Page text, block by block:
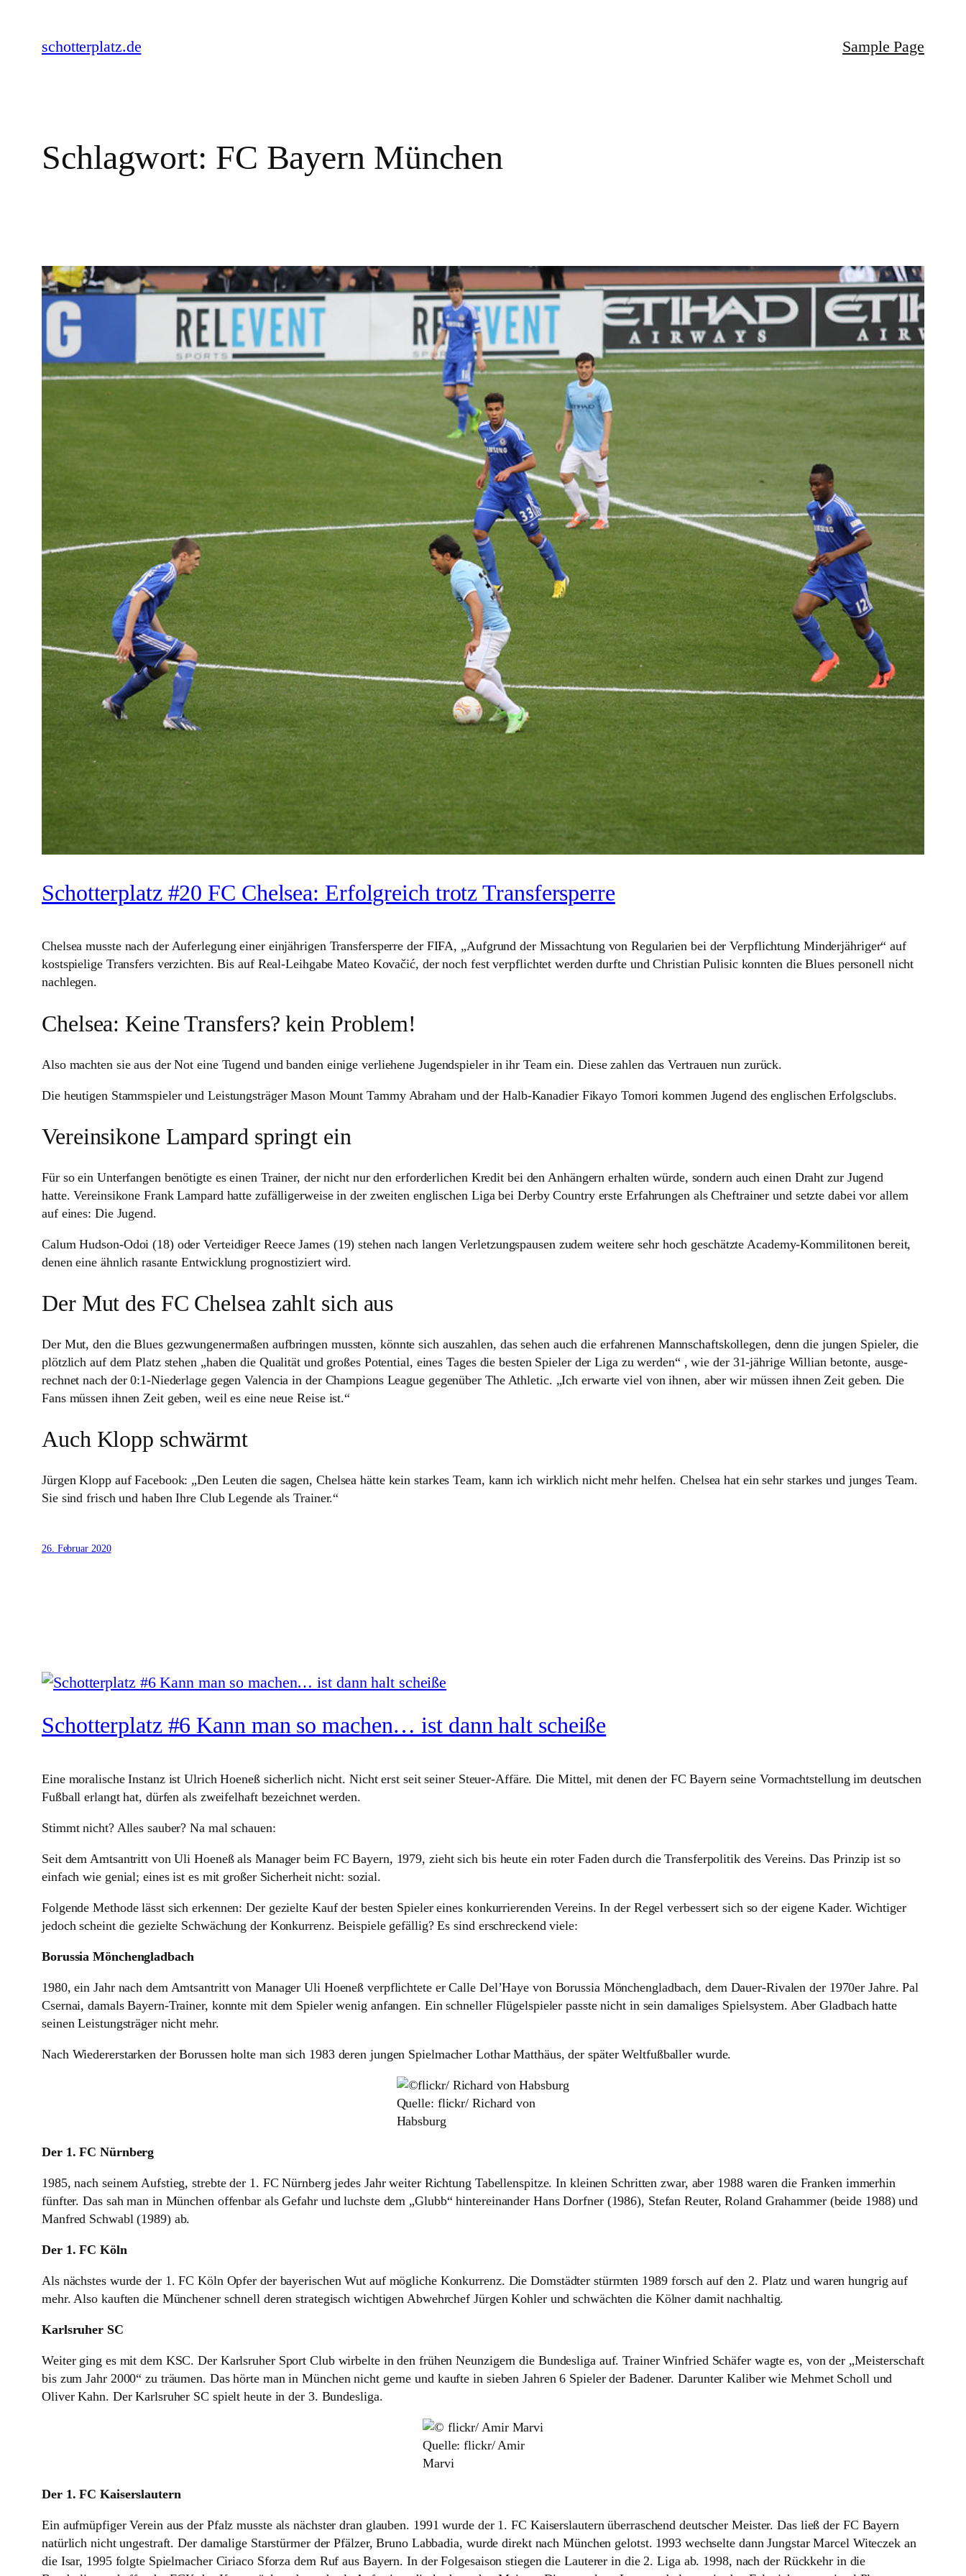
springen
schotterplatz.de Sample Page
Schlagwort: FC Bayern München
Schotterplatz #20 FC Chelsea: Erfolgreich trotz Transfersperre
Chelsea musste nach der Auferlegung einer einjährigen Trans­fer­sperre der FIFA, „Auf­grund der Miss­ach­tung von Regu­la­rien bei der Ver­pflich­tung Min­der­jäh­riger“ auf
kostspielige Transfers verzichten. Bis auf Real-Leih­gabe Mateo Kovačić, der noch fest ver­pflichtet werden durfte und Chris­tian Pulisic konnten die Blues per­so­nell nicht
nach­legen.
Chelsea: Keine Transfers? kein Problem!
Also machten sie aus der Not eine Tugend und banden einige verliehene Jugendspieler in ihr Team ein. Diese zahlen das Vertrauen nun zurück.
Die heutigen Stammspieler und Leistungsträger Mason Mount Tammy Abraham und der Halb-Kanadier Fikayo Tomori kommen Jugend des englischen Erfolgsclubs.
Vereinsikone Lampard springt ein
Für so ein Unterfangen benö­tigte es einen Trainer, der nicht nur den erfor­der­li­chen Kredit bei den Anhän­gern erhalten würde, son­dern auch einen Draht zur Jugend
hatte. Vereinsikone Frank Lampard hatte zufälligerweise in der zweiten englischen Liga bei Derby Country erste Erfahrungen als Cheftrainer und setzte dabei vor allem
auf eines: Die Jugend.
Calum Hudson-Odoi (18) oder Ver­tei­diger Reece James (19) stehen nach langen Ver­let­zungs­pausen zudem wei­tere sehr hoch geschätzte Aca­demy-Kom­mi­li­tonen bereit,
denen eine ähn­lich rasante Ent­wick­lung pro­gnos­ti­ziert wird.
Der Mut des FC Chelsea zahlt sich aus
Der Mut, den die Blues gezwungenermaßen aufbringen mussten, könnte sich aus­zahlen, das sehen auch die erfah­renen Mann­schafts­kol­legen, denn die jungen Spieler, die
plötz­lich auf dem Platz stehen „haben die Qua­lität und großes Poten­tial, eines Tages die besten Spieler der Liga zu werden“ , wie der 31-jäh­rige Wil­lian betonte, aus­ge­
rechnet nach der 0:1‑Niederlage gegen Valencia in der Cham­pions League gegen­über The Ath­letic. „Ich erwarte viel von ihnen, aber wir müssen ihnen Zeit geben. Die
Fans müssen ihnen Zeit geben, weil es eine neue Reise ist.“
Auch Klopp schwärmt
Jürgen Klopp auf Facebook: „Den Leuten die sagen, Chelsea hätte kein starkes Team, kann ich wirklich nicht mehr helfen. Chelsea hat ein sehr starkes und junges Team.
Sie sind frisch und haben Ihre Club Legende als Trainer.“
26. Februar 2020
Schotterplatz #6 Kann man so machen… ist dann halt scheiße
Eine moralische Instanz ist Ulrich Hoeneß sicherlich nicht. Nicht erst seit seiner Steuer-Affäre. Die Mittel, mit denen der FC Bayern seine Vormachtstellung im deutschen
Fußball erlangt hat, dürfen als zweifelhaft bezeichnet werden.
Stimmt nicht? Alles sauber? Na mal schauen:
Seit dem Amtsantritt von Uli Hoeneß als Manager beim FC Bayern, 1979, zieht sich bis heute ein roter Faden durch die Transferpolitik des Vereins. Das Prinzip ist so
einfach wie genial; eines ist es mit großer Sicherheit nicht: sozial.
Folgende Methode lässt sich erkennen: Der gezielte Kauf der besten Spieler eines konkurrierenden Vereins. In der Regel verbessert sich so der eigene Kader. Wichtiger
jedoch scheint die gezielte Schwächung der Konkurrenz. Beispiele gefällig? Es sind erschreckend viele:
Borussia Mönchengladbach
1980, ein Jahr nach dem Amtsantritt von Manager Uli Hoeneß verpflichtete er Calle Del’Haye von Borussia Mönchengladbach, dem Dauer-Rivalen der 1970er Jahre. Pal
Csernai, damals Bayern-Trainer, konnte mit dem Spieler wenig anfangen. Ein schneller Flügelspieler passte nicht in sein damaliges Spielsystem. Aber Gladbach hatte
seinen Leistungsträger nicht mehr.
Nach Wiedererstarken der Borussen holte man sich 1983 deren jungen Spielmacher Lothar Matthäus, der später Weltfußballer wurde.
Quelle: flickr/ Richard von
Habsburg
Der 1. FC Nürnberg
1985, nach seinem Aufstieg, strebte der 1. FC Nürnberg jedes Jahr weiter Richtung Tabellenspitze. In kleinen Schritten zwar, aber 1988 waren die Franken immerhin
fünfter. Das sah man in München offenbar als Gefahr und luchste dem „Glubb“ hintereinander Hans Dorfner (1986), Stefan Reuter, Roland Grahammer (beide 1988) und
Manfred Schwabl (1989) ab.
Der 1. FC Köln
Als nächstes wurde der 1. FC Köln Opfer der bayerischen Wut auf mögliche Konkurrenz. Die Domstädter stürmten 1989 forsch auf den 2. Platz und waren hungrig auf
mehr. Also kauften die Münchener schnell deren strategisch wichtigen Abwehrchef Jürgen Kohler und schwächten die Kölner damit nachhaltig.
Karlsruher SC
Weiter ging es mit dem KSC. Der Karlsruher Sport Club wirbelte in den frühen Neunzigern die Bundesliga auf. Trainer Winfried Schäfer wagte es, von der „Meisterschaft
bis zum Jahr 2000“ zu träumen. Das hörte man in München nicht gerne und kaufte in sieben Jahren 6 Spieler der Badener. Darunter Kaliber wie Mehmet Scholl und
Oliver Kahn. Der Karlsruher SC spielt heute in der 3. Bundesliga.
Quelle: flickr/ Amir
Marvi
Der 1. FC Kaiserslautern
Ein aufmüpfiger Verein aus der Pfalz musste als nächster dran glauben. 1991 wurde der 1. FC Kaiserslautern überraschend deutscher Meister. Das ließ der FC Bayern
natürlich nicht ungestraft. Der damalige Starstürmer der Pfälzer, Bruno Labbadia, wurde direkt nach München gelotst. 1993 wechselte dann Jungstar Marcel Witeczek an
die Isar, 1995 folgte Spielmacher Ciriaco Sforza dem Ruf aus Bayern. In der Folgesaison stiegen die Lauterer in die 2. Liga ab. 1998, nach der Rückkehr in die